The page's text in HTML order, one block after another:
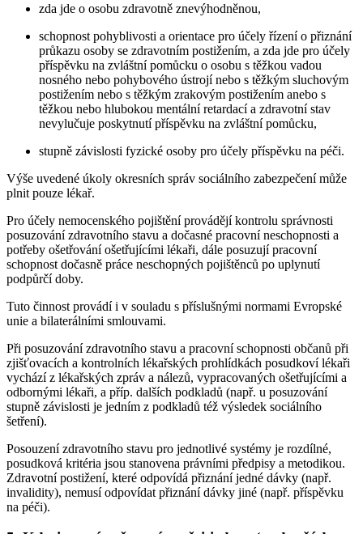
zda jde o osobu zdravotně znevýhodněnou,
schopnost pohyblivosti a orientace pro účely řízení o přiznání
průkazu osoby se zdravotním postižením, a zda jde pro účely
příspěvku na zvláštní pomůcku o osobu s těžkou vadou
nosného nebo pohybového ústrojí nebo s těžkým sluchovým
postižením nebo s těžkým zrakovým postižením anebo s
těžkou nebo hlubokou mentální retardací a zdravotní stav
nevylučuje poskytnutí příspěvku na zvláštní pomůcku,
stupně závislosti fyzické osoby pro účely příspěvku na péči.
Výše uvedené úkoly okresních správ sociálního zabezpečení může
plnit pouze lékař.
Pro účely nemocenského pojištění provádějí kontrolu správnosti
posuzování zdravotního stavu a dočasné pracovní neschopnosti a
potřeby ošetřování ošetřujícími lékaři, dále posuzují pracovní
schopnost dočasně práce neschopných pojištěnců po uplynutí
podpůrčí doby.
Tuto činnost provádí i v souladu s příslušnými normami Evropské
unie a bilaterálními smlouvami.
Při posuzování zdravotního stavu a pracovní schopnosti občanů při
zjišťovacích a kontrolních lékařských prohlídkách posudkoví lékaři
vychází z lékařských zpráv a nálezů, vypracovaných ošetřujícími a
odbornými lékaři, a příp. dalších podkladů (např. u posuzování
stupně závislosti je jedním z podkladů též výsledek sociálního
šetření).
Posouzení zdravotního stavu pro jednotlivé systémy je rozdílné,
posudková kritéria jsou stanovena právními předpisy a metodikou.
Zdravotní postižení, které odpovídá přiznání jedné dávky (např.
invalidity), nemusí odpovídat přiznání dávky jiné (např. příspěvku
na péči).